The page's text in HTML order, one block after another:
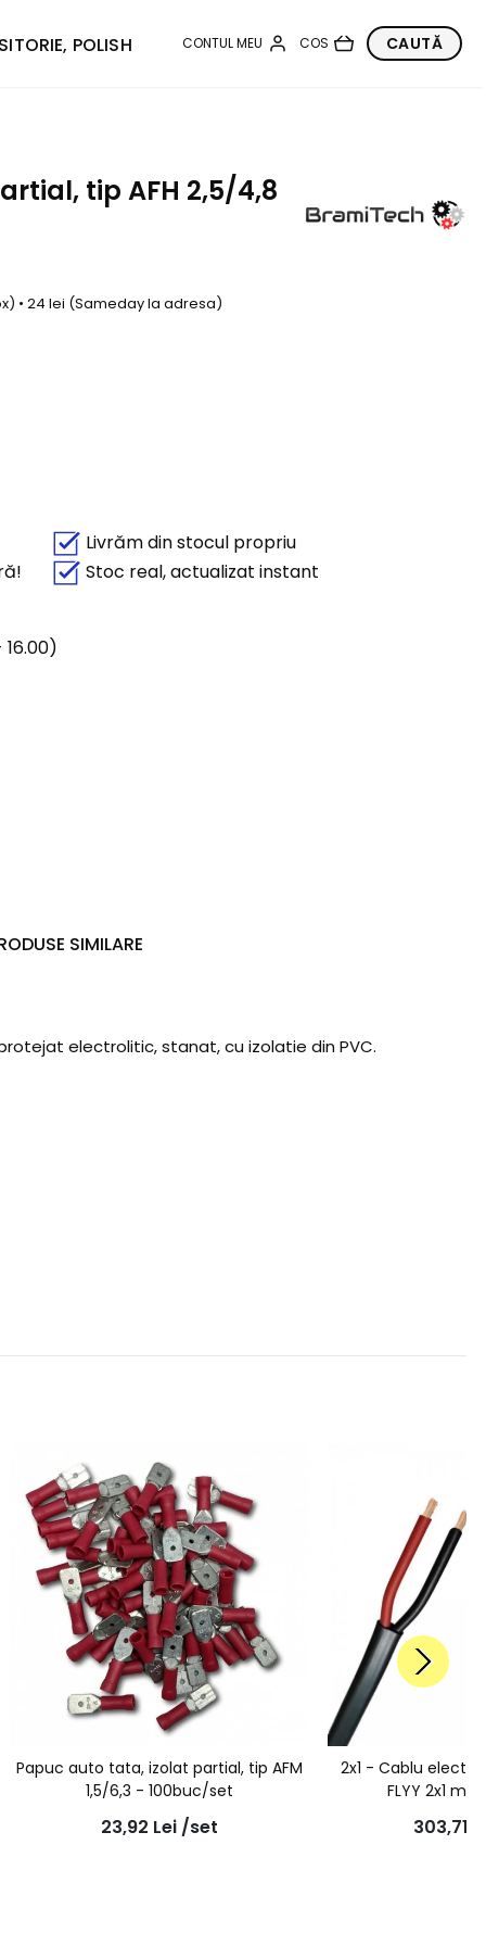
POLISH
tip AFH 2,5/4,8
• 24 lei (Sameday la adresa)
Livrăm din stocul propriu
Stoc real, actualizat instant
SIMILARE
electrolitic, stanat, cu izolatie din PVC.
Papuc auto tata, izolat partial, tip AFM
1,5/6,3 - 100buc/set
23,92 Lei /set
2x1 - Cablu
FLYY 2x1
303,71